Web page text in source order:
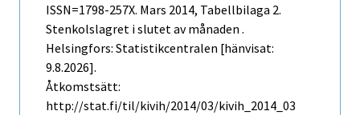
ISSN=1798-257X. Mars 2014, Tabellbilaga 2.
Stenkolslagret i slutet av månaden .
Helsingfors: Statistikcentralen [hänvisat:
9.8.2026].
Åtkomstsätt:
http://stat.fi/til/kivih/2014/03/kivih_2014_03